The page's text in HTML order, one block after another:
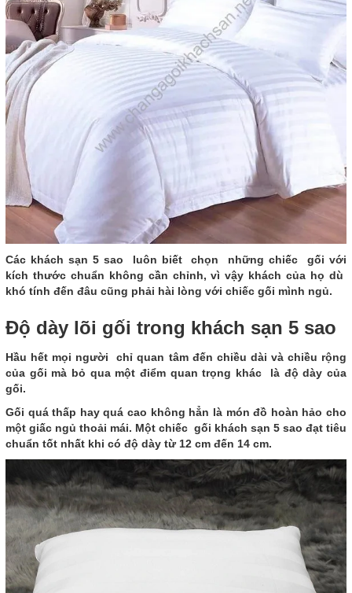
Các khách sạn 5 sao luôn biết chọn những chiếc gối với
kích thước chuẩn không cần chỉnh, vì vậy khách của họ dù
khó tính đến đâu cũng phải hài lòng với chiếc gối mình ngủ.
Độ dày lõi gối trong khách sạn 5 sao
Hầu hết mọi người chỉ quan tâm đến chiều dài và chiều rộng
của gối mà bỏ qua một điểm quan trọng khác là độ dày của
gối.
Gối quá thấp hay quá cao không hẳn là món đồ hoàn hảo cho
một giấc ngủ thoải mái. Một chiếc gối khách sạn 5 sao đạt tiêu
chuẩn tốt nhất khi có độ dày từ 12 cm đến 14 cm.